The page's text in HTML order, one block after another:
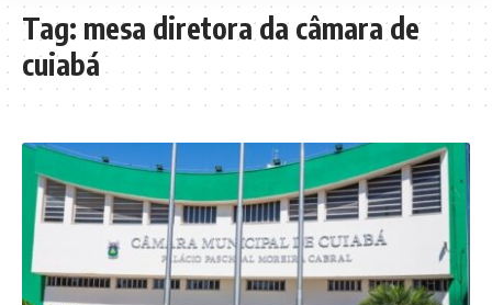
Tag: mesa diretora da câmara de
cuiabá